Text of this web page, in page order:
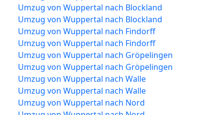
Umzug von Wuppertal nach Blockland
Umzug von Wuppertal nach Blockland
Umzug von Wuppertal nach Findorff
Umzug von Wuppertal nach Findorff
Umzug von Wuppertal nach Gröpelingen
Umzug von Wuppertal nach Gröpelingen
Umzug von Wuppertal nach Walle
Umzug von Wuppertal nach Walle
Umzug von Wuppertal nach Nord